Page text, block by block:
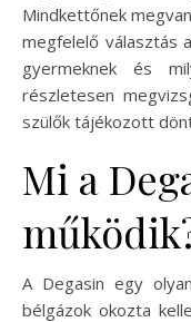
Mindkettőnek
megfelelő választás
gyermeknek és
részletesen
szülők tájékozott
Mi a
A Degasin egy
bélgázok okozta